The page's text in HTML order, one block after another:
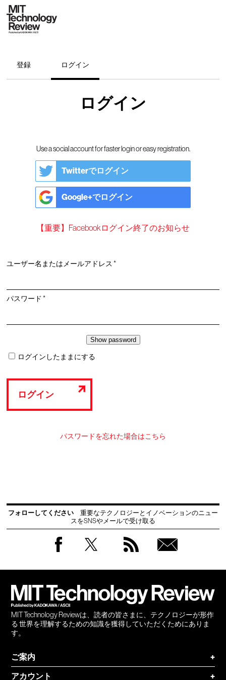
登録 ログイン
ログイン
Use a social account for faster login or easy registration.
Twitterでログイン
Google+でログイン
【重要】Facebookログイン終了のお知らせ
ユーザー名またはメールアドレス*必
パスワード*必
ログインしたままにする
ログイン
パスワードを忘れた場合はこちら
フォローしてください
重要なテクノロジーとイノベーションのニュー
スをSNSやメールで受け取る
MIT Technology Reviewは、読者の皆さまに、テクノロジーが形作
る 世界を理解するための知識を獲得していただくためにありま
す。
ご案内
+
アカウント
+